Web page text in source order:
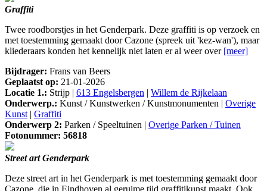
Graffiti
Twee roodborstjes in het Genderpark. Deze graffiti is op verzoek en
met toestemming gemaakt door Cazone (spreek uit 'kez-wan'), maar
kliederaars konden het kennelijk niet laten er al weer over [meer]
Bijdrager: Frans van Beers
Geplaatst op: 21-01-2026
Locatie 1.: Strijp | 613 Engelsbergen | Willem de Rijkelaan
Onderwerp.: Kunst / Kunstwerken / Kunstmonumenten | Overige
Kunst| Graffiti
Onderwerp 2: Parken / Speeltuinen | Overige Parken / Tuinen
Fotonummer: 56818
Street art Genderpark
Deze street art in het Genderpark is met toestemming gemaakt door